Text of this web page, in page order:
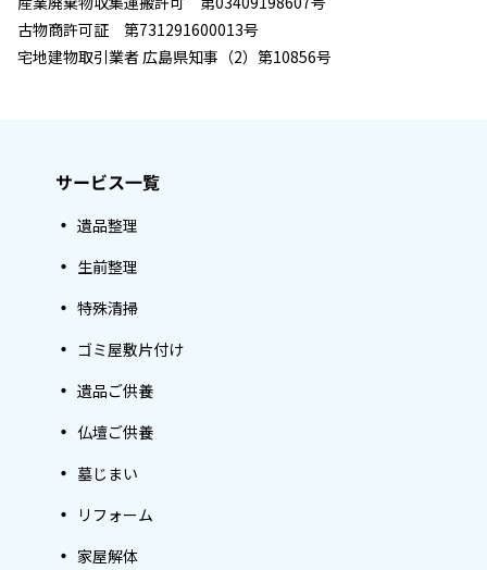
古物商許可証 第731291600013号
宅地建物取引業者 広島県知事（2）第10856号
サービス一覧
遺品整理
生前整理
特殊清掃
ゴミ屋敷片付け
遺品ご供養
仏壇ご供養
墓じまい
リフォーム
家屋解体